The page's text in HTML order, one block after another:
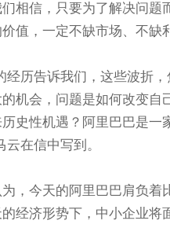
相信，只要为了解决问题
值，一定不缺市场、不缺
历告诉我们，这些波折，
机会，问题是如何改变自
史性机遇？阿里巴巴是一
云在信中写到。
今天的阿里巴巴肩负着
经济形势下，中小企业将